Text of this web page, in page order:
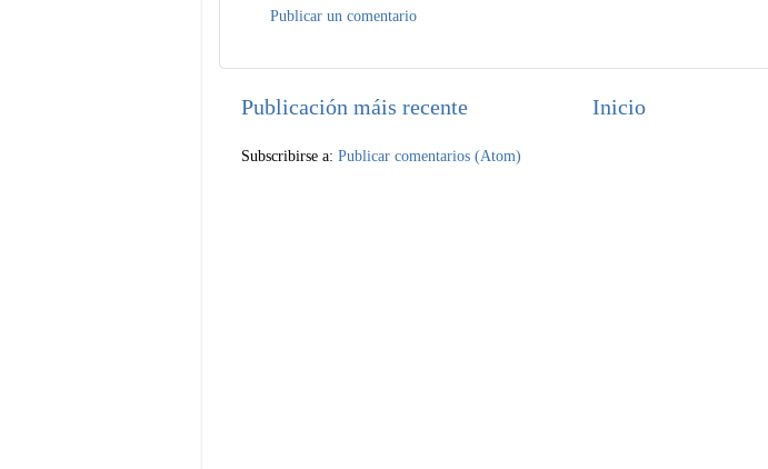
Publicar un comentario
Publicación máis recente Inicio
Subscribirse a: Publicar comentarios (Atom)